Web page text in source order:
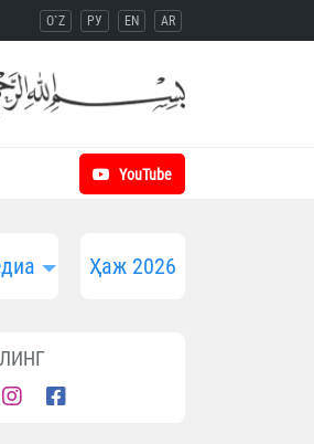
O`Z РУ EN AR
YouTube
Ҳаж 2026